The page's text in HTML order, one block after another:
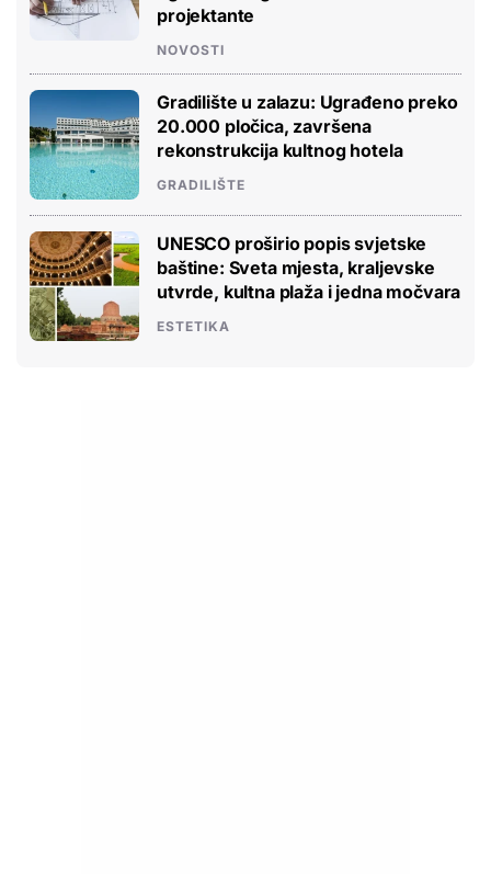
projektante
NOVOSTI
Gradilište u zalazu: Ugrađeno preko
20.000 pločica, završena
rekonstrukcija kultnog hotela
GRADILIŠTE
UNESCO proširio popis svjetske
baštine: Sveta mjesta, kraljevske
utvrde, kultna plaža i jedna močvara
ESTETIKA